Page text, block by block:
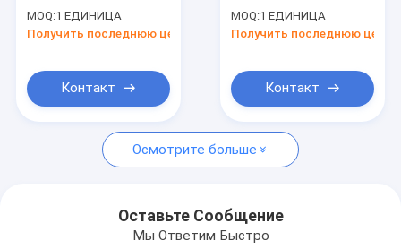
Новости
Спросите цитату
Шина рисбермы авиапорта
Самоходные лестницы пассажира
профессионала 14
электрическая с
MOQ:1 ЕДИНИЦА
Получить последнюю цену
Контакт
Engine VIP
роскошная
MOQ:1 ЕДИНИЦА
Получить последнюю цену
Контакт
Осмотрите больше
Оставьте Сообщение
Мы Ответим Быстро